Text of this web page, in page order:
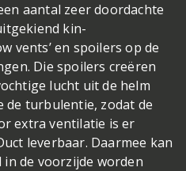
aantal zeer doordachte
kin-
vents’ en spoilers op de
Die spoilers creëren
lucht uit de helm
de turbulentie, zodat de
extra ventilatie is er
leverbaar. Daarmee kan
de voorzijde worden